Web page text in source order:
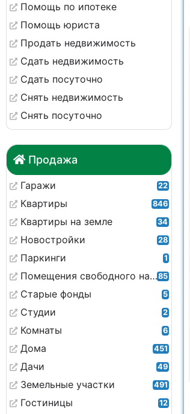
Помощь по ипотеке
Помощь юриста
Продать недвижимость
Сдать недвижимость
Сдать посуточно
Снять недвижимость
Снять посуточно
Продажа
Гаражи 22
Квартиры 846
Квартиры на земле 34
Новостройки 28
Паркинги 1
Помещения свободного назначения85
Старые фонды 5
Студии 2
Комнаты 6
Дома 451
Дачи 49
Земельные участки 491
Гостиницы 12